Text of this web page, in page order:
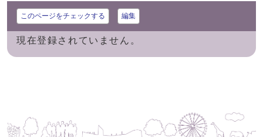
このページをチェックする 編集
現在登録されていません。